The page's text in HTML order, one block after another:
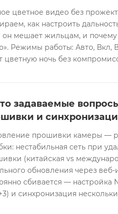
цветное видео без
как настроить
он мешает жильцам, и
Режимы работы: Авто, Вкл,
цветную ночь без
задаваемые
и
прошивки камеры —
нестабильная сеть при
(китайская vs
обновления через
сбивается — настройка
и синхронизация